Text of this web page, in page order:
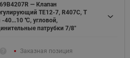
— Клапан
TE12-7, R407C, T
-40...10 ℃, угловой,
патрубки 7/8"
Заказная позиция